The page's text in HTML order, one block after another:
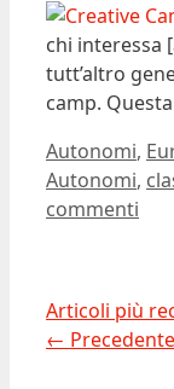
chi interessa
tutt’altro
camp.
Categorie
Autonomi,
Autonomi,
commenti
Articoli più
← Precedente